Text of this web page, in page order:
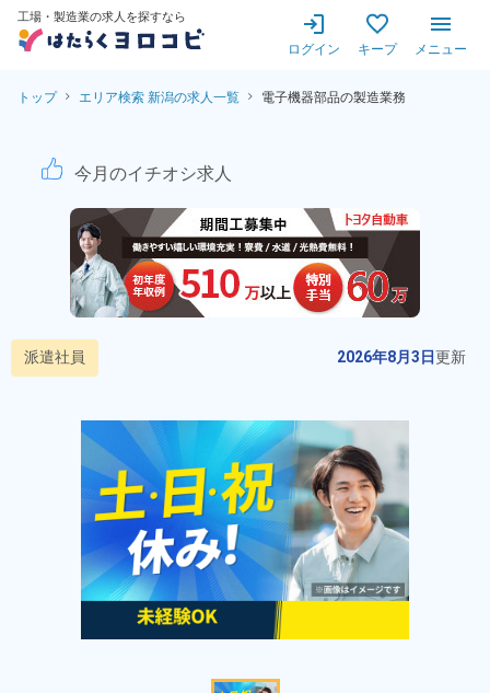
工場・製造業の求人を探すなら
ログイン キープ メニュー
トップ エリア検索 新潟の求人一覧 電子機器部品の製造業務
電子機器部品の製造業務！
今月のイチオシ求人
派遣社員 2026年8月3日更新